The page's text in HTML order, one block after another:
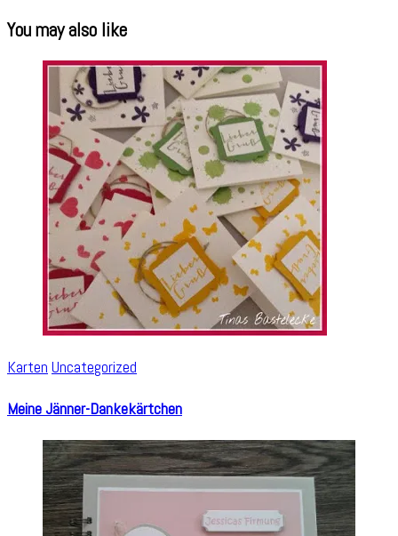
You may also like
Karten Uncategorized
Meine Jänner-Dankekärtchen